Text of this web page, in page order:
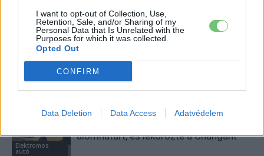
I want to opt-out of Collection, Use,
Retention, Sale, and/or Sharing of my
Personal Data that Is Unrelated with the
Purposes for which it was collected.
Opted Out
CONFIRM
Data Deletion Data Access Adatvédelem
KAPCSOLÓDÓ CIKKEK TÖBB A SZERZŐTŐL
Elektromos
Kína szigorú határt szabott: legfeljebb
5% lehet a hiba az elektromos autók
akkumulátor-kijelzőjén
Elektromos
autó
álomhatárt, és lekörözte a Changant